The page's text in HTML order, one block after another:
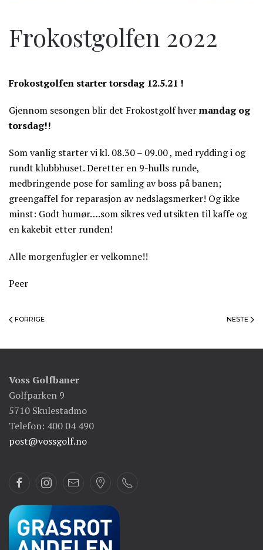
Frokostgolfen 2022
Frokostgolfen starter torsdag 12.5.21 !
Gjennom sesongen blir det Frokostgolf hvermandag og
torsdag!!
Som vanlig starter vi kl. 08.30 – 09.00 , med rydding i og
rundt klubbhuset. Deretter en 9-hulls runde,
medbringende pose for samling av boss på banen;
greengaffel for reparasjon av nedslagsmerker! Og ikke
minst: Godt humør….som sikres ved utsikten til kaffe og
en kakebit etter runden!
Alle morgenfugler er velkomne!!
Peer
FORRIGE NESTE
Voss Golfbaner
Golfparken 9
5710 Skulestadmo
Telefon: 400 04 490
post@vossgolf.no